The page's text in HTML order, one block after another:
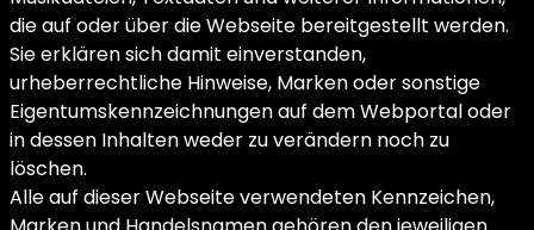
die auf oder über die Webseite bereitgestellt werden.
Sie erklären sich damit einverstanden,
urheberrechtliche Hinweise, Marken oder sonstige
Eigentumskennzeichnungen auf dem Webportal oder
in dessen Inhalten weder zu verändern noch zu
löschen.
Alle auf dieser Webseite verwendeten Kennzeichen,